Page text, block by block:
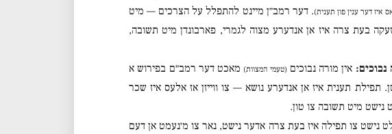
איז דער ענין פון תענית). דער רמב״ן מיינט להתפלל על הצרכים — מיט
בעת צרה איז אן אנדערע מצוה לגמרי, פארבונדן מיט תשובה,
נבוכים: אין מורה נבוכים (טעמי המצוות) מאכט דער רמב״ם בפירוש א
תענית איז אן אנדערע נושא — צו ווייזן אז אלעס איז שכר
נישט מיט תשובה צו טון.
נישט צו תפילה איז בעת צרה אדער נישט, נאר צו מ׳נעמט אן דעם